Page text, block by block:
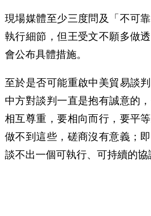
現場媒體至少三度問及「不可
執行細節，但王受文不願多做
會公布具體措施。
至於是否可能重啟中美貿易談
中方對談判一直是抱有誠意的
相互尊重，要相向而行，要平
做不到這些，磋商沒有意義；
談不出一個可執行、可持續的協